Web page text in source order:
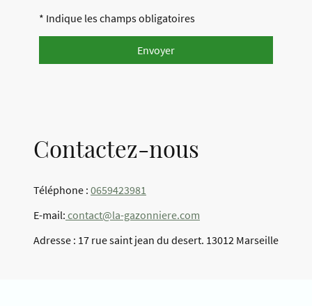
* Indique les champs obligatoires
Envoyer
Contactez-nous
Téléphone : 0659423981
E-mail: contact@la-gazonniere.com
Adresse : 17 rue saint jean du desert. 13012 Marseille